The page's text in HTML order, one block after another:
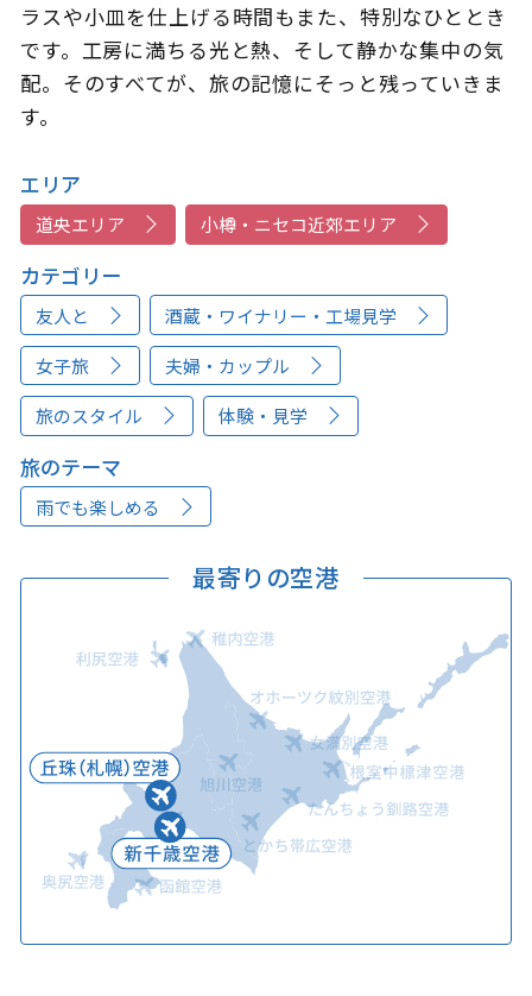
ラスや小皿を仕上げる時間もまた、特別なひととき
です。工房に満ちる光と熱、そして静かな集中の気
配。そのすべてが、旅の記憶にそっと残っていきま
す。
エリア
道央エリア 小樽・ニセコ近郊エリア
カテゴリー
友人と 酒蔵・ワイナリー・工場見学
女子旅 夫婦・カップル
旅のスタイル 体験・見学
旅のテーマ
雨でも楽しめる
最寄りの空港